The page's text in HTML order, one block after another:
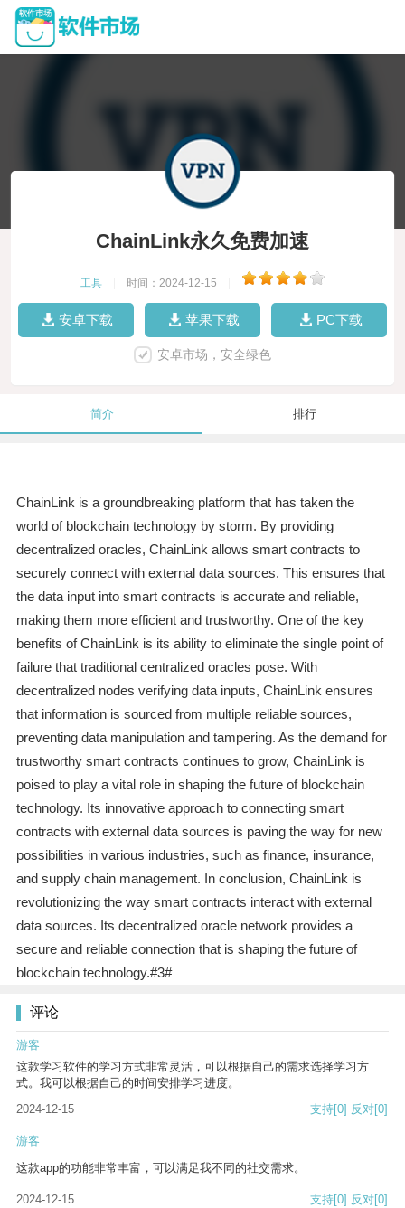
ChainLink永久免费加速
工具 时间：2024-12-15
安卓下载 苹果下载 PC下载
安卓市场，安全绿色
简介 排行
ChainLink is a groundbreaking platform that has taken the
world of blockchain technology by storm. By providing
decentralized oracles, ChainLink allows smart contracts to
securely connect with external data sources. This ensures that
the data input into smart contracts is accurate and reliable,
making them more efficient and trustworthy. One of the key
benefits of ChainLink is its ability to eliminate the single point of
failure that traditional centralized oracles pose. With
decentralized nodes verifying data inputs, ChainLink ensures
that information is sourced from multiple reliable sources,
preventing data manipulation and tampering. As the demand for
trustworthy smart contracts continues to grow, ChainLink is
poised to play a vital role in shaping the future of blockchain
technology. Its innovative approach to connecting smart
contracts with external data sources is paving the way for new
possibilities in various industries, such as finance, insurance,
and supply chain management. In conclusion, ChainLink is
revolutionizing the way smart contracts interact with external
data sources. Its decentralized oracle network provides a
secure and reliable connection that is shaping the future of
blockchain technology.#3#
评论
游客
这款学习软件的学习方式非常灵活，可以根据自己的需求选择学习方
式。我可以根据自己的时间安排学习进度。
2024-12-15
支持[0] 反对[0]
游客
这款app的功能非常丰富，可以满足我不同的社交需求。
2024-12-15 支持[0] 反对[0]